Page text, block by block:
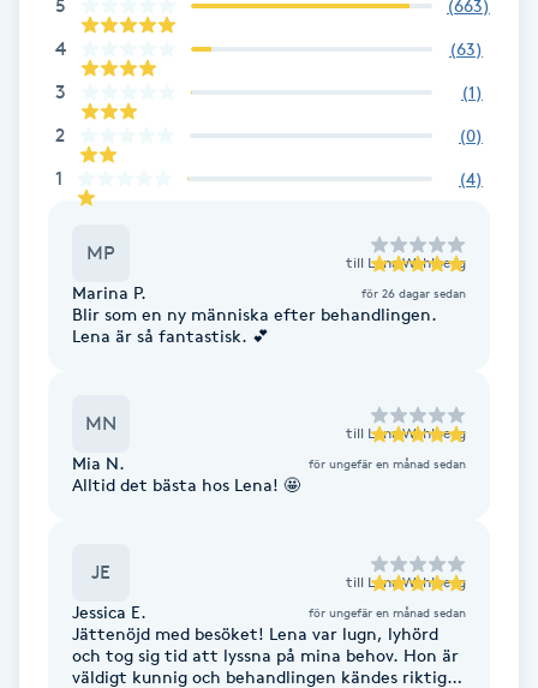
Face framing
Faceliftmassage
Fettreducering
Fotmassage
Fotsvamp
Fotvård
5 (663)
4 (63)
3 (1)
2 (0)
1 (4)
MP till Lena Wahlberg
Marina P. för 26 dagar sedan
Blir som en ny människa efter behandlingen.
Lena är så fantastisk. 💕
MN till Lena Wahlberg
Mia N. för ungefär en månad sedan
Alltid det bästa hos Lena! 🤩
JE till Lena Wahlberg
Jessica E. för ungefär en månad sedan
Jättenöjd med besöket! Lena var lugn, lyhörd
och tog sig tid att lyssna på mina behov. Hon är
väldigt kunnig och behandlingen kändes riktigt